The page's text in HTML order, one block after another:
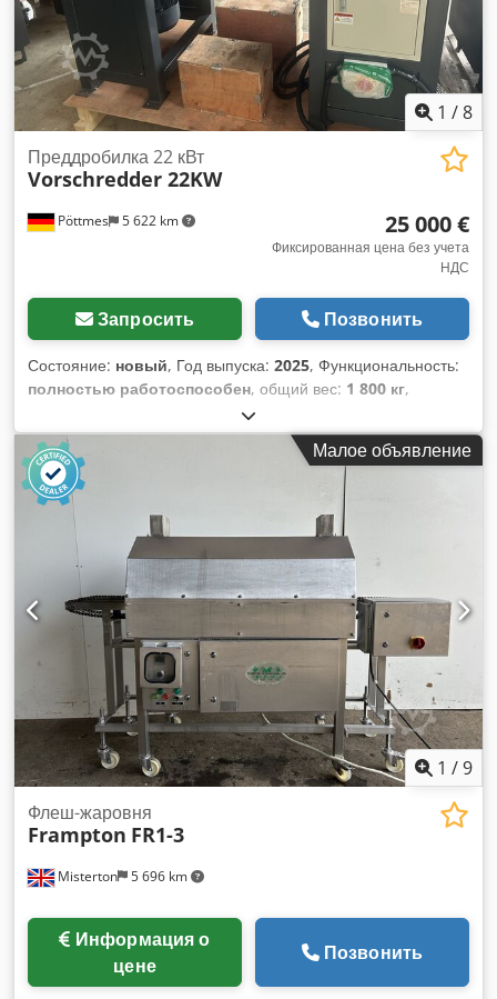
1 /8
Pöttmes 5 622 km
Преддробилка 22 кВт
Vorschredder 22KW
25 000 €
Фиксированная цена без учета
НДС
Запросить Позвонить
Состояние: новый, Год выпуска: 2025, Функциональность:
полностью работоспособен, общий вес: 1 800 кг,
22 кВт (29,91 л.с.), Технические данные:
Мощность: 22 кВт Ножи: 29 шт. Габариты: 1800 × 1840 ×
1000 мм Вес: ок. 1 800 кг Состояние: Новый, не
использовался На поддоне, доступен для немедленной
отгрузки или самовывоза Djdpfxjxnznvj Ammeck
Местонахождение: 86554 Pöttmes
Малое объявление
1 /9
Misterton 5 696 km
Флеш-жаровня
Frampton FR1-3
цене
Позвонить